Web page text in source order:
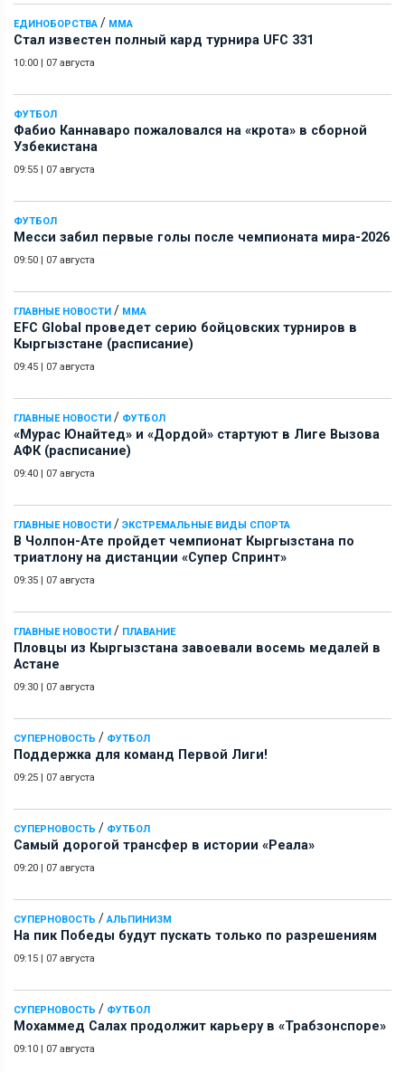
ЕДИНОБОРСТВА / ММА
Стал известен полный кард турнира UFC 331
10:00 | 07 августа
ФУТБОЛ
Фабио Каннаваро пожаловался на «крота» в сборной
Узбекистана
09:55 | 07 августа
ФУТБОЛ
Месси забил первые голы после чемпионата мира-2026
09:50 | 07 августа
ГЛАВНЫЕ НОВОСТИ / ММА
EFC Global проведет серию бойцовских турниров в
Кыргызстане (расписание)
09:45 | 07 августа
ГЛАВНЫЕ НОВОСТИ / ФУТБОЛ
«Мурас Юнайтед» и «Дордой» стартуют в Лиге Вызова
АФК (расписание)
09:40 | 07 августа
ГЛАВНЫЕ НОВОСТИ / ЭКСТРЕМАЛЬНЫЕ ВИДЫ СПОРТА
В Чолпон-Ате пройдет чемпионат Кыргызстана по
триатлону на дистанции «Супер Спринт»
09:35 | 07 августа
ГЛАВНЫЕ НОВОСТИ / ПЛАВАНИЕ
Пловцы из Кыргызстана завоевали восемь медалей в
Астане
09:30 | 07 августа
СУПЕРНОВОСТЬ / ФУТБОЛ
Поддержка для команд Первой Лиги!
09:25 | 07 августа
СУПЕРНОВОСТЬ / ФУТБОЛ
Самый дорогой трансфер в истории «Реала»
09:20 | 07 августа
СУПЕРНОВОСТЬ / АЛЬПИНИЗМ
На пик Победы будут пускать только по разрешениям
09:15 | 07 августа
СУПЕРНОВОСТЬ / ФУТБОЛ
Мохаммед Салах продолжит карьеру в «Трабзонспоре»
09:10 | 07 августа